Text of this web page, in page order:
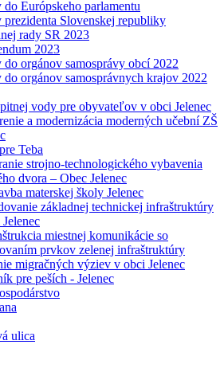
Európskeho parlamentu
Slovenskej republiky
rady SR 2023
2023
orgánov samosprávy obcí 2022
orgánov samosprávnych krajov 2022
vody pre obyvateľov v obci Jelenec
a modernizácia moderných učební ZŠ
Teba
strojno-technologického vybavenia
dvora – Obec Jelenec
materskej školy Jelenec
základnej technickej infraštruktúry
miestnej komunikácie so
prvkov zelenej infraštruktúry
migračných výziev v obci Jelenec
pre peších - Jelenec
ulica